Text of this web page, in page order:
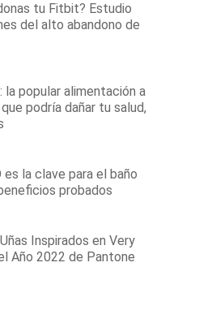
tu Fitbit? Estudio
del alto abandono de
la popular alimentación a
podría dañar tu salud,
es la clave para el baño
probados
Inspirados en Very
Año 2022 de Pantone